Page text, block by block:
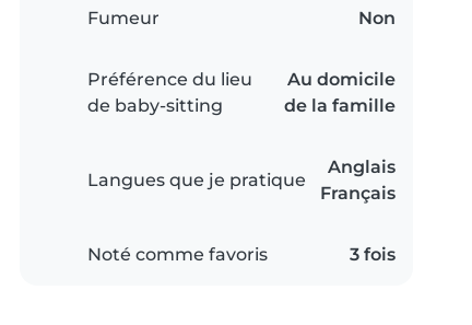
Fumeur Non
Préférence du lieu
de baby-sitting
Au domicile
de la famille
Langues que je pratique
Anglais
Français
Noté comme favoris 3 fois